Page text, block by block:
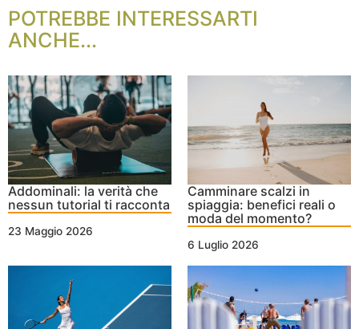
POTREBBE INTERESSARTI
ANCHE...
Addominali: la verità che
nessun tutorial ti racconta
23 Maggio 2026
Camminare scalzi in
spiaggia: benefici reali o
moda del momento?
6 Luglio 2026